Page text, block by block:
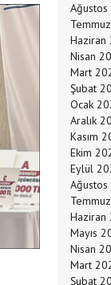
Haziran
Nisan
Mart
Şubat
Ocak
Aralık
Kasım
Ekim
Eylül
Haziran
Mayıs
Nisan
Mart
Şubat